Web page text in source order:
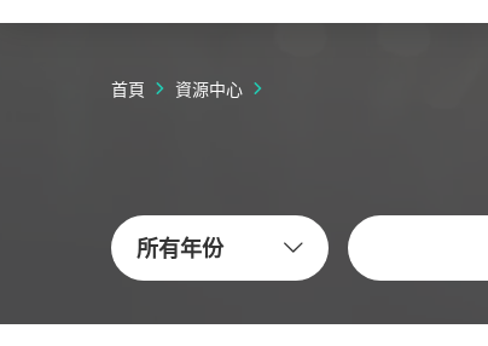
首頁 資源中心
所有年份
關鍵字